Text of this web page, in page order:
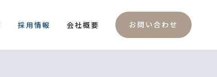
採用情報 会社概要 お問い合わせ